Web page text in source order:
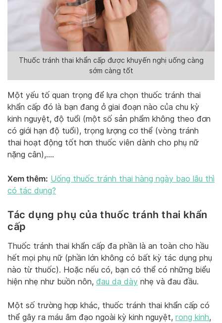
Thuốc tránh thai khẩn cấp được khuyến nghị uống càng
sớm càng tốt
Một yếu tố quan trọng để lựa chọn thuốc tránh thai
khẩn cấp đó là bạn đang ở giai đoạn nào của chu kỳ
kinh nguyệt, độ tuổi (một số sản phẩm không theo đơn
có giới hạn độ tuổi), trọng lượng cơ thể (vòng tránh
thai hoạt động tốt hơn thuốc viên dành cho phụ nữ
nặng cân),….
Xem thêm: Uống thuốc tránh thai hàng ngày bao lâu thì
có tác dụng?
Tác dụng phụ của thuốc tránh thai khẩn
cấp
Thuốc tránh thai khẩn cấp đa phần là an toàn cho hầu
hết mọi phụ nữ (phần lớn không có bất kỳ tác dụng phụ
nào từ thuốc). Hoặc nếu có, bạn có thể có những biểu
hiện nhẹ như buồn nôn, đau dạ dày nhẹ và đau đầu.
Một số trường hợp khác, thuốc tránh thai khẩn cấp có
thể gây ra máu âm đạo ngoài kỳ kinh nguyệt, rong kinh,